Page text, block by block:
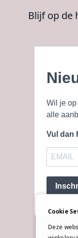
Blijf op de
Wil je
alle
Vul dan
Cookie
Deze